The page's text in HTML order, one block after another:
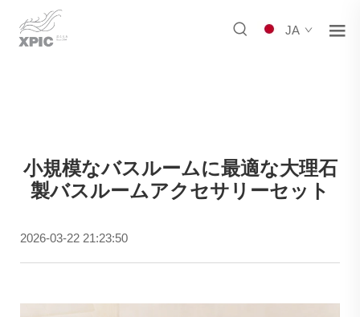
JA
小規模なバスルームに最適な大理石
製バスルームアクセサリーセット
2026-03-22 21:23:50